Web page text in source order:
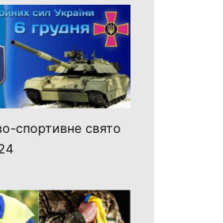
спортивне свято